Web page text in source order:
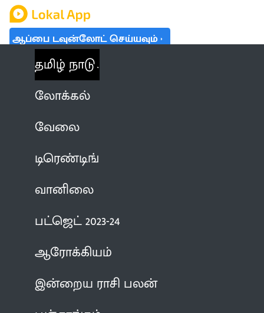
ஆப்பை டவுன்லோட் செய்யவும்
தமிழ் நாடு
லோக்கல்
வேலை
டிரெண்டிங்
வானிலை
பட்ஜெட் 2023-24
ஆரோக்கியம்
இன்றைய ராசி பலன்